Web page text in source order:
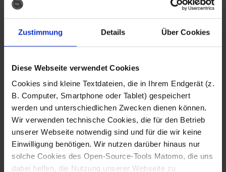
Zustimmung Details Über Cookies
Diese Webseite verwendet Cookies
Cookies sind kleine Textdateien, die in Ihrem Endgerät (z.
B. Computer, Smartphone oder Tablet) gespeichert
werden und unterschiedlichen Zwecken dienen können.
Wir verwenden technische Cookies, die für den Betrieb
unserer Webseite notwendig sind und für die wir keine
Einwilligung benötigen. Wir nutzen darüber hinaus nur
solche Cookies des Open-Source-Tools Matomo, die uns
dabei helfen, die Nutzung unserer Webseite zu
Fotografo: Lorenz
Sternbach
Download
Fotografo: Lorenz
Sternbach
Download